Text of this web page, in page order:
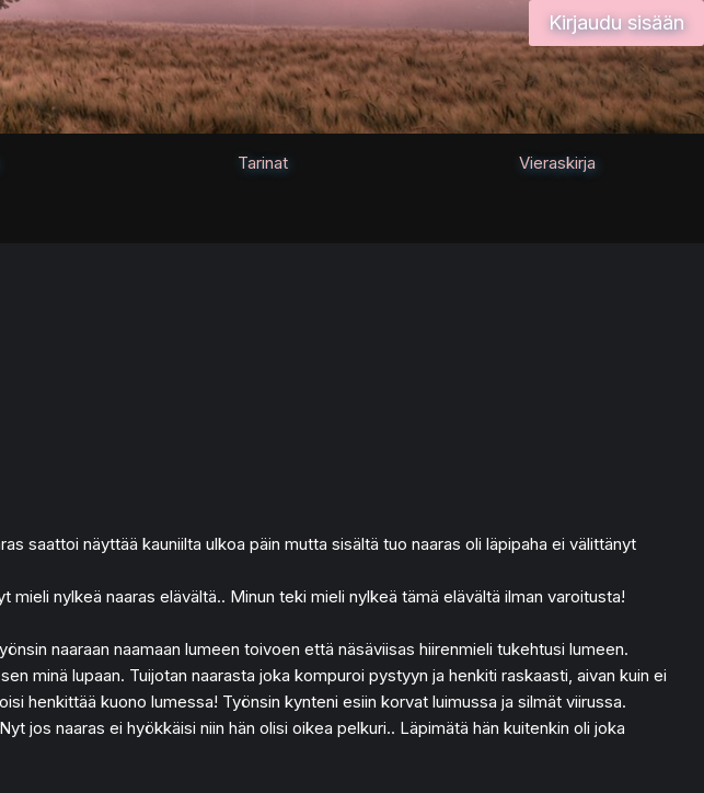
Kirjaudu sisään
Tarinat Vieraskirja
saattoi näyttää kauniilta ulkoa päin mutta sisältä tuo naaras oli läpipaha ei välittänyt
nylkeä naaras elävältä.. Minun teki mieli nylkeä tämä elävältä ilman varoitusta!
naaraan naamaan lumeen toivoen että näsäviisas hiirenmieli tukehtusi lumeen.
minä lupaan. Tuijotan naarasta joka kompuroi pystyyn ja henkiti raskaasti, aivan kuin ei
henkittää kuono lumessa! Työnsin kynteni esiin korvat luimussa ja silmät viirussa.
jos naaras ei hyökkäisi niin hän olisi oikea pelkuri.. Läpimätä hän kuitenkin oli joka